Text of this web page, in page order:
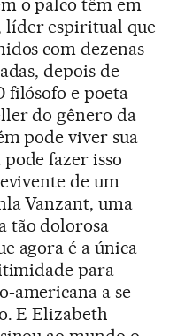
o palco têm em
líder espiritual que
com dezenas
depois de
filósofo e poeta
do gênero da
pode viver sua
fazer isso
de um
Vanzant, uma
tão dolorosa
agora é a única
para
americana a se
E Elizabeth